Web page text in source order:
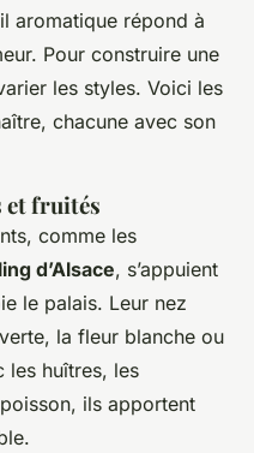
aromatique répond à
Pour construire une
les styles. Voici les
chacune avec son
et fruités
comme les
d’Alsace, s’appuient
le palais. Leur nez
la fleur blanche ou
les huîtres, les
ils apportent